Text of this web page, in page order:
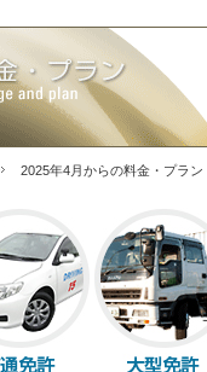
2025年4月からの料金・プラン